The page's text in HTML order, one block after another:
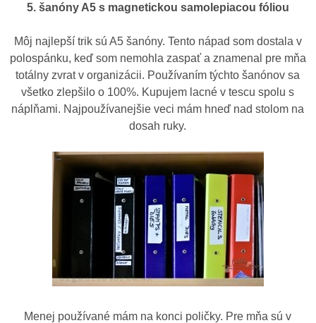
5. šanóny A5 s magnetickou samolepiacou fóliou
Môj najlepší trik sú A5 šanóny. Tento nápad som dostala v
polospánku, keď som nemohla zaspať a znamenal pre mňa
totálny zvrat v organizácii. Používaním týchto šanónov sa
všetko zlepšilo o 100%. Kupujem lacné v tescu spolu s
náplňami. Najpoužívanejšie veci mám hneď nad stolom na
dosah ruky.
Menej používané mám na konci poličky. Pre mňa sú v